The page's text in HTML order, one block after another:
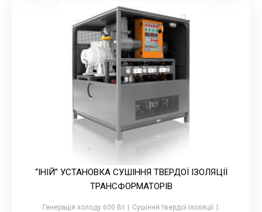
“ІНІЙ” УСТАНОВКА СУШІННЯ ТВЕРДОЇ ІЗОЛЯЦІЇ
ТРАНСФОРМАТОРІВ
Генерація холоду 600 Вт Сушіння твердої ізоляції